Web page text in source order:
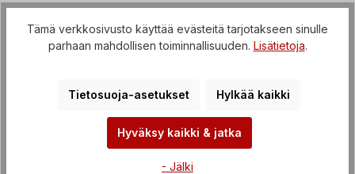
Kuvaus
Kierreakselimoottori (vaihteisto, jossa on IEC-
50 Hz, 3 x 265/460 V-60 Hz…
Lisää
Tämä verkkosivusto käyttää evästeitä tarjotakseen sinulle
parhaan mahdollisen toiminnallisuuden. Lisätietoja.
Tietosuoja-asetukset Hylkää kaikki
Hyväksy kaikki & jatka
- Jälki